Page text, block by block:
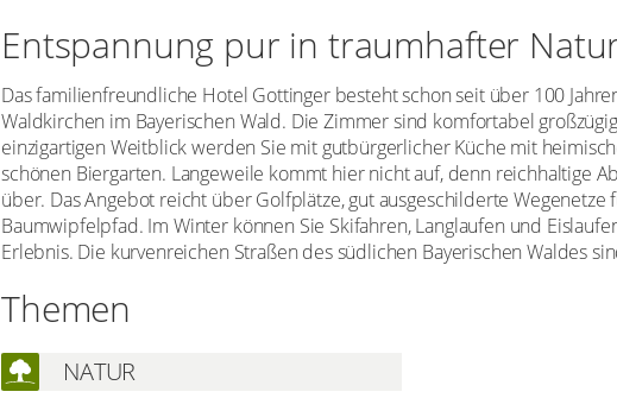
Entspannung pur in traumhafter
Das familienfreundliche Hotel Gottinger besteht schon seit über 100
Waldkirchen im Bayerischen Wald. Die Zimmer sind komfortabel
einzigartigen Weitblick werden Sie mit gutbürgerlicher Küche mit
schönen Biergarten. Langeweile kommt hier nicht auf, denn reichhaltige
über. Das Angebot reicht über Golfplätze, gut ausgeschilderte
Baumwipfelpfad. Im Winter können Sie Skifahren, Langlaufen und
Erlebnis. Die kurvenreichen Straßen des südlichen Bayerischen Waldes
Themen
NATUR